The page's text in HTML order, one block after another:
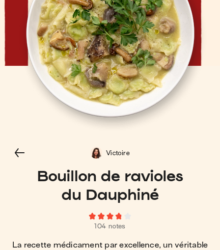
Bouillon de ravioles
du Dauphiné
104 notes
La recette médicament par excellence, un véritable
Victoire